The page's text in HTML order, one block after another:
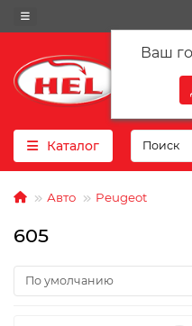
Ваш
Каталог
Авто Peugeot
605